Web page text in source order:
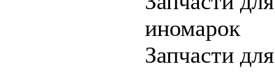
иномарок
Запчасти для